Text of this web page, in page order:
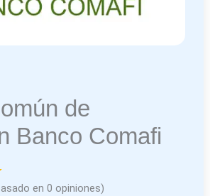
de
Banco Comafi
en 0 opiniones)